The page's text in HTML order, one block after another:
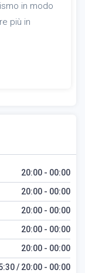
in modo
più in
20:00 - 00:00
20:00 - 00:00
20:00 - 00:00
20:00 - 00:00
20:00 - 00:00
/ 20:00 - 00:00